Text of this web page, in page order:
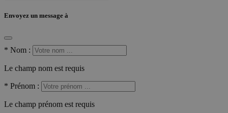
Envoyez un message à
* Nom :
Le champ nom est requis
* Prénom :
Le champ prénom est requis